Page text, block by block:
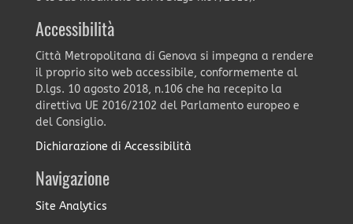
Accessibilità
Città Metropolitana di Genova si impegna a rendere
il proprio sito web accessibile, conformemente al
D.lgs. 10 agosto 2018, n.106 che ha recepito la
direttiva UE 2016/2102 del Parlamento europeo e
del Consiglio.
Dichiarazione di Accessibilità
Navigazione
Site Analytics